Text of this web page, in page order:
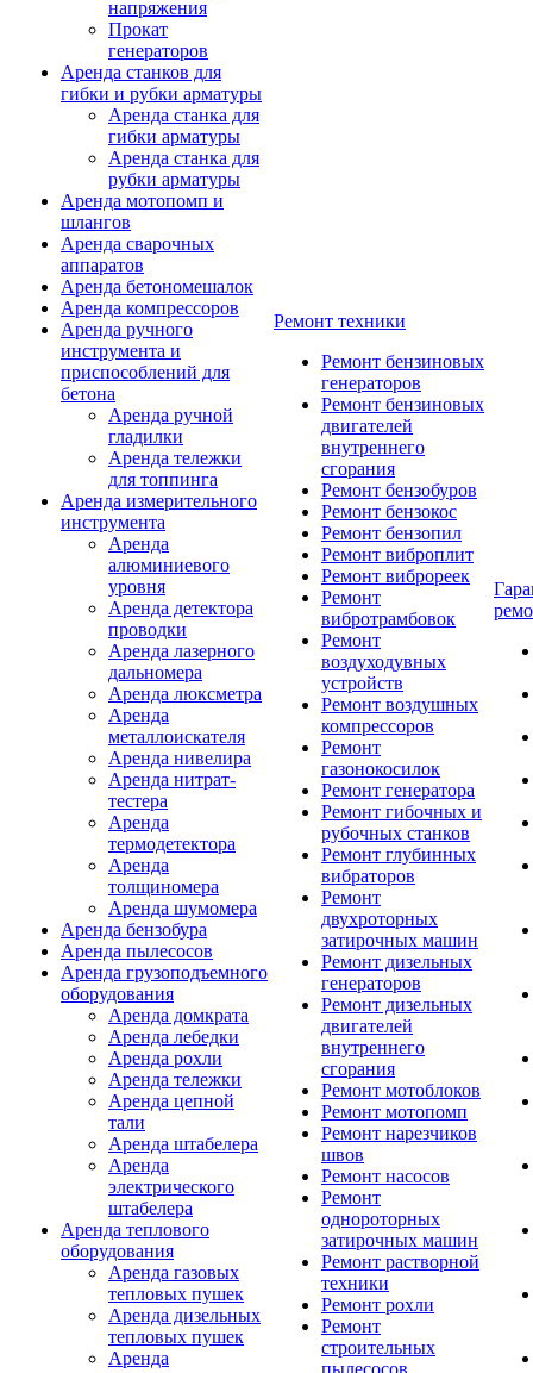
напряжения
Прокат
генераторов
Аренда станков для
гибки и рубки арматуры
Аренда станка для
гибки арматуры
Аренда станка для
рубки арматуры
Аренда мотопомп и
шлангов
Аренда сварочных
аппаратов
Аренда бетономешалок
Аренда компрессоров
Аренда ручного
инструмента и
приспособлений для
бетона
Аренда ручной
гладилки
Аренда тележки
для топпинга
Аренда измерительного
инструмента
Аренда
алюминиевого
уровня
Аренда детектора
проводки
Аренда лазерного
дальномера
Аренда люксметра
Аренда
металлоискателя
Аренда нивелира
Аренда нитрат-
тестера
Аренда
термодетектора
Аренда
толщиномера
Аренда шумомера
Аренда бензобура
Аренда пылесосов
Аренда грузоподъемного
оборудования
Аренда домкрата
Аренда лебедки
Аренда рохли
Аренда тележки
Аренда цепной
тали
Аренда штабелера
Аренда
электрического
штабелера
Аренда теплового
оборудования
Аренда газовых
тепловых пушек
Аренда дизельных
тепловых пушек
Аренда
Ремонт техники
Ремонт бензиновых
генераторов
Ремонт бензиновых
двигателей
внутреннего
сгорания
Ремонт бензобуров
Ремонт бензокос
Ремонт бензопил
Ремонт виброплит
Ремонт виброреек
Ремонт
вибротрамбовок
Ремонт
воздуходувных
устройств
Ремонт воздушных
компрессоров
Ремонт
газонокосилок
Ремонт генератора
Ремонт гибочных и
рубочных станков
Ремонт глубинных
вибраторов
Ремонт
двухроторных
затирочных машин
Ремонт дизельных
генераторов
Ремонт дизельных
двигателей
внутреннего
сгорания
Ремонт мотоблоков
Ремонт мотопомп
Ремонт нарезчиков
швов
Ремонт насосов
Ремонт
однороторных
затирочных машин
Ремонт растворной
техники
Ремонт рохли
Ремонт
строительных
пылесосов